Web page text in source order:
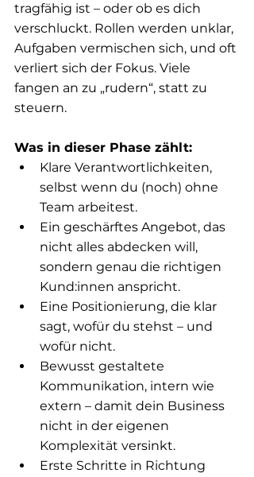
tragfähig ist – oder ob es dich
verschluckt. Rollen werden unklar,
Aufgaben vermischen sich, und oft
verliert sich der Fokus. Viele
fangen an zu „rudern“, statt zu
steuern.
Was in dieser Phase zählt:
Klare Verantwortlichkeiten,
selbst wenn du (noch) ohne
Team arbeitest.
Ein geschärftes Angebot, das
nicht alles abdecken will,
sondern genau die richtigen
Kund:innen anspricht.
Eine Positionierung, die klar
sagt, wofür du stehst – und
wofür nicht.
Bewusst gestaltete
Kommunikation, intern wie
extern – damit dein Business
nicht in der eigenen
Komplexität versinkt.
Erste Schritte in Richtung